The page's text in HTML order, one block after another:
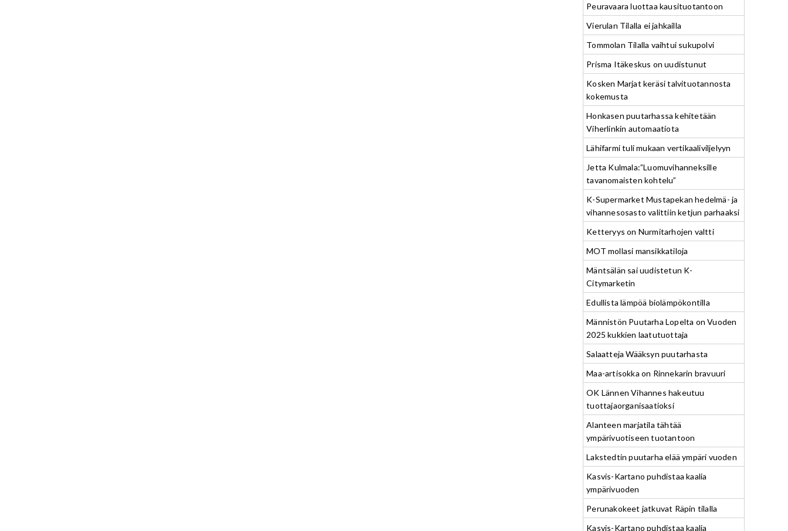
Peuravaara luottaa kausituotantoon
Vierulan Tilalla ei jahkailla
Tommolan Tilalla vaihtui sukupolvi
Prisma Itäkeskus on uudistunut
Kosken Marjat keräsi talvituotannosta
kokemusta
Honkasen puutarhassa kehitetään
Viherlinkin automaatiota
Lähifarmi tuli mukaan vertikaaliviljelyyn
Jetta Kulmala:”Luomuvihanneksille
tavanomaisten kohtelu”
K-Supermarket Mustapekan hedelmä- ja
vihannesosasto valittiin ketjun parhaaksi
Ketteryys on Nurmitarhojen valtti
MOT mollasi mansikkatiloja
Mäntsälän sai uudistetun K-
Citymarketin
Edullista lämpöä biolämpökontilla
Männistön Puutarha Lopelta on Vuoden
2025 kukkien laatutuottaja
Salaatteja Wääksyn puutarhasta
Maa-artisokka on Rinnekarin bravuuri
OK Lännen Vihannes hakeutuu
tuottajaorganisaatioksi
Alanteen marjatila tähtää
ympärivuotiseen tuotantoon
Lakstedtin puutarha elää ympäri vuoden
Kasvis-Kartano puhdistaa kaalia
ympärivuoden
Perunakokeet jatkuvat Räpin tilalla
Kasvis-Kartano puhdistaa kaalia